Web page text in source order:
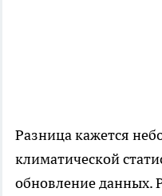
Разница кажется
климатической
обновление данных.